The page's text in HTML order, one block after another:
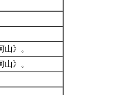
山》。
山》。